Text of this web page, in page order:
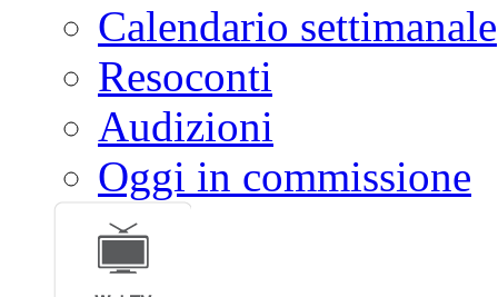
Calendario settimanale
Resoconti
Audizioni
Oggi in commissione